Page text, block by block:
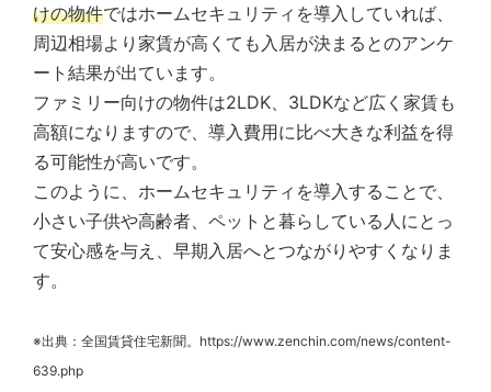
けの物件ではホームセキュリティを導入していれば、
周辺相場より家賃が高くても入居が決まるとのアンケ
ート結果が出ています。
ファミリー向けの物件は2LDK、3LDKなど広く家賃も
高額になりますので、導入費用に比べ大きな利益を得
る可能性が高いです。
このように、ホームセキュリティを導入することで、
小さい子供や高齢者、ペットと暮らしている人にとっ
て安心感を与え、早期入居へとつながりやすくなりま
す。
※出典：全国賃貸住宅新聞。https://www.zenchin.com/news/content-
639.php